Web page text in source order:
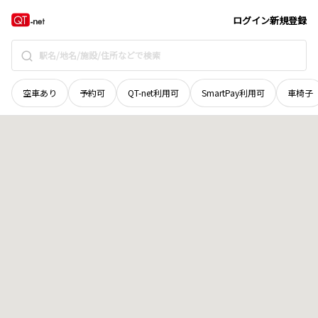
ログイン新規登録
空車あり 予約可 QT-net利用可 SmartPay利用可 車椅子
広島県